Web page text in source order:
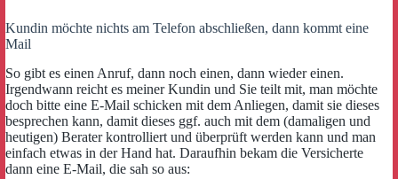
Kundin möchte nichts am Telefon abschließen, dann kommt eine
Mail
So gibt es einen Anruf, dann noch einen, dann wieder einen.
Irgendwann reicht es meiner Kundin und Sie teilt mit, man möchte
doch bitte eine E-Mail schicken mit dem Anliegen, damit sie dieses
besprechen kann, damit dieses ggf. auch mit dem (damaligen und
heutigen) Berater kontrolliert und überprüft werden kann und man
einfach etwas in der Hand hat. Daraufhin bekam die Versicherte
dann eine E-Mail, die sah so aus: